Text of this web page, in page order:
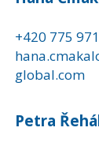
+420 775
global.com
Petra